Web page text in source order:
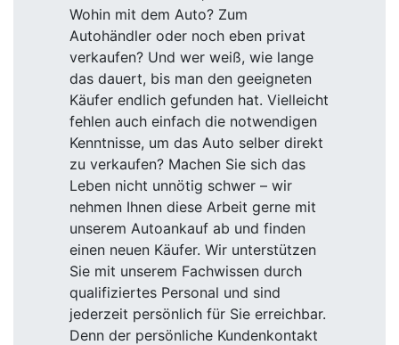
Wohin mit dem Auto? Zum
Autohändler oder noch eben privat
verkaufen? Und wer weiß, wie lange
das dauert, bis man den geeigneten
Käufer endlich gefunden hat. Vielleicht
fehlen auch einfach die notwendigen
Kenntnisse, um das Auto selber direkt
zu verkaufen? Machen Sie sich das
Leben nicht unnötig schwer – wir
nehmen Ihnen diese Arbeit gerne mit
unserem Autoankauf ab und finden
einen neuen Käufer. Wir unterstützen
Sie mit unserem Fachwissen durch
qualifiziertes Personal und sind
jederzeit persönlich für Sie erreichbar.
Denn der persönliche Kundenkontakt